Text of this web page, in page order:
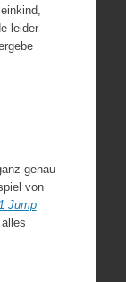
leider
genau
von
Jump